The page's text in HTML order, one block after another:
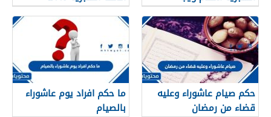
حكم صيام عاشوراء وعليه
قضاء من رمضان
ما حكم افراد يوم عاشوراء
بالصيام